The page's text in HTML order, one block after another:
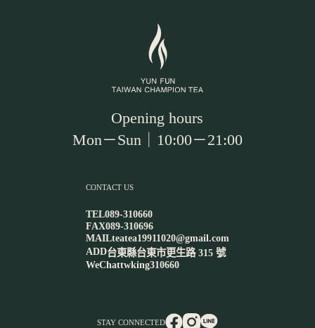
Opening hours
Mon－Sun｜10:00－21:00
CONTACT US
TEL089-310660
FAX089-310696
MAILteatea19911020@gmail.com
ADD台東縣台東市更生路 315 號
WeChattwking310660
STAY CONNECTED